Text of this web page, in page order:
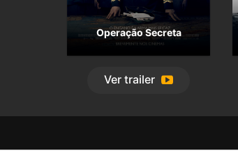
Operação Secreta
Ver trailer